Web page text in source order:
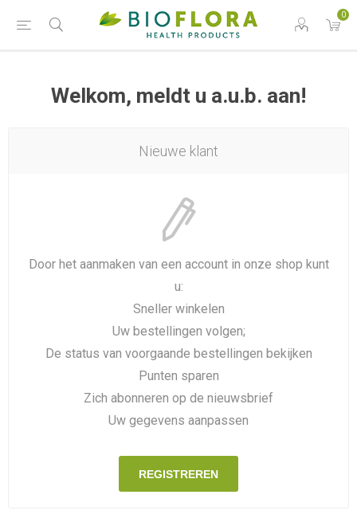
0
Welkom, meldt u a.u.b. aan!
Nieuwe klant
Door het aanmaken van een account in onze shop kunt
u:
Sneller winkelen
Uw bestellingen volgen;
De status van voorgaande bestellingen bekijken
Punten sparen
Zich abonneren op de nieuwsbrief
Uw gegevens aanpassen
REGISTREREN